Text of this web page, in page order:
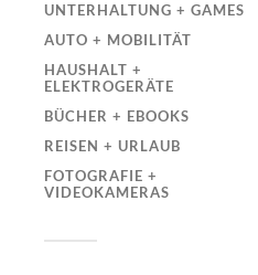
UNTERHALTUNG + GAMES
AUTO + MOBILITÄT
HAUSHALT +
ELEKTROGERÄTE
BÜCHER + EBOOKS
REISEN + URLAUB
FOTOGRAFIE +
VIDEOKAMERAS